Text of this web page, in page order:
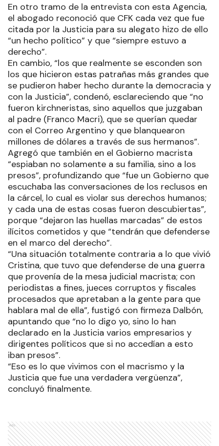
En otro tramo de la entrevista con esta Agencia,
el abogado reconoció que CFK cada vez que fue
citada por la Justicia para su alegato hizo de ello
“un hecho político” y que “siempre estuvo a
derecho”.
En cambio, “los que realmente se esconden son
los que hicieron estas patrañas más grandes que
se pudieron haber hecho durante la democracia y
con la Justicia”, condenó, esclareciendo que “no
fueron kirchneristas, sino aquellos que juzgaban
al padre (Franco Macri), que se querían quedar
con el Correo Argentino y que blanquearon
millones de dólares a través de sus hermanos”.
Agregó que también en el Gobierno macrista
“espiaban no solamente a su familia, sino a los
presos”, profundizando que “fue un Gobierno que
escuchaba las conversaciones de los reclusos en
la cárcel, lo cual es violar sus derechos humanos;
y cada una de estas cosas fueron descubiertas”,
porque “dejaron las huellas marcadas” de estos
ilícitos cometidos y que “tendrán que defenderse
en el marco del derecho”.
“Una situación totalmente contraria a lo que vivió
Cristina, que tuvo que defenderse de una guerra
que provenía de la mesa judicial macrista; con
periodistas a fines, jueces corruptos y fiscales
procesados que apretaban a la gente para que
hablara mal de ella”, fustigó con firmeza Dalbón,
apuntando que “no lo digo yo, sino lo han
declarado en la Justicia varios empresarios y
dirigentes políticos que si no accedían a esto
iban presos”.
“Eso es lo que vivimos con el macrismo y la
Justicia que fue una verdadera vergüenza”,
concluyó finalmente.
Ads